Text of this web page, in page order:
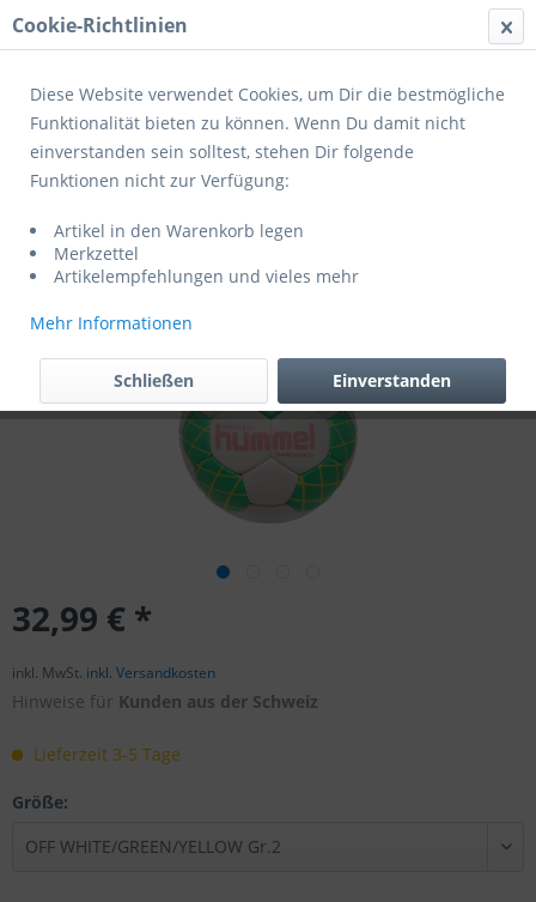
Menü
Übersicht Trainingshandbälle
ADVANCED HB
32,99 € *
inkl. MwSt. inkl. Versandkosten
Hinweise für Kunden aus der Schweiz
Lieferzeit 3-5 Tage
Größe:
Cookie-Richtlinien
Diese Website verwendet Cookies, um Dir die bestmögliche
Funktionalität bieten zu können. Wenn Du damit nicht
einverstanden sein solltest, stehen Dir folgende
Funktionen nicht zur Verfügung:
Artikel in den Warenkorb legen
Merkzettel
Artikelempfehlungen und vieles mehr
Mehr Informationen
Einverstanden
Schließen